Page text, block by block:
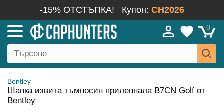
-15% ОТСТЪПКА! Купон: CH2026
0
Bentley
Шапка извита тъмносин прилепнала B7CN Golf от
Bentley